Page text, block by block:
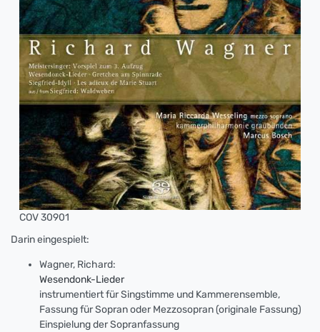
COV 30901
Darin eingespielt:
Wagner, Richard:
Wesendonk-Lieder
instrumentiert für Singstimme und Kammerensemble,
Fassung für Sopran oder Mezzosopran (originale Fassung)
Einspielung der Sopranfassung